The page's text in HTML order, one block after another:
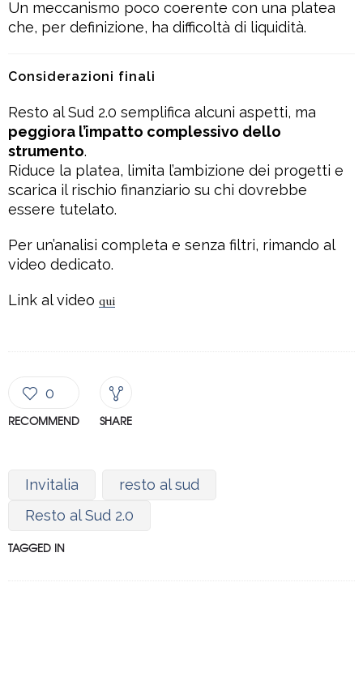
Un meccanismo poco coerente con una platea
che, per definizione, ha difficoltà di liquidità.
Considerazioni finali
Resto al Sud 2.0 semplifica alcuni aspetti, ma
peggiora l’impatto complessivo dello
strumento.
Riduce la platea, limita l’ambizione dei progetti e
scarica il rischio finanziario su chi dovrebbe
essere tutelato.
Per un’analisi completa e senza filtri, rimando al
video dedicato.
Link al video qui
0
RECOMMEND SHARE
Invitalia
resto al sud
Resto al Sud 2.0
TAGGED IN